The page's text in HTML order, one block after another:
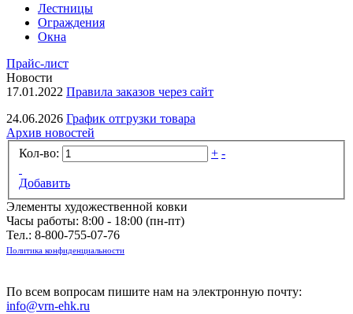
Лестницы
Ограждения
Окна
Прайс-лист
Новости
17.01.2022 Правила заказов через сайт
24.06.2026 График отгрузки товара
Архив новостей
Кол-во:
+ -
Добавить
Элементы художественной ковки
Часы работы: 8:00 - 18:00 (пн-пт)
Тел.: 8-800-755-07-76
Политика конфиденциальности
По всем вопросам пишите нам на электронную почту:
info@vrn-ehk.ru